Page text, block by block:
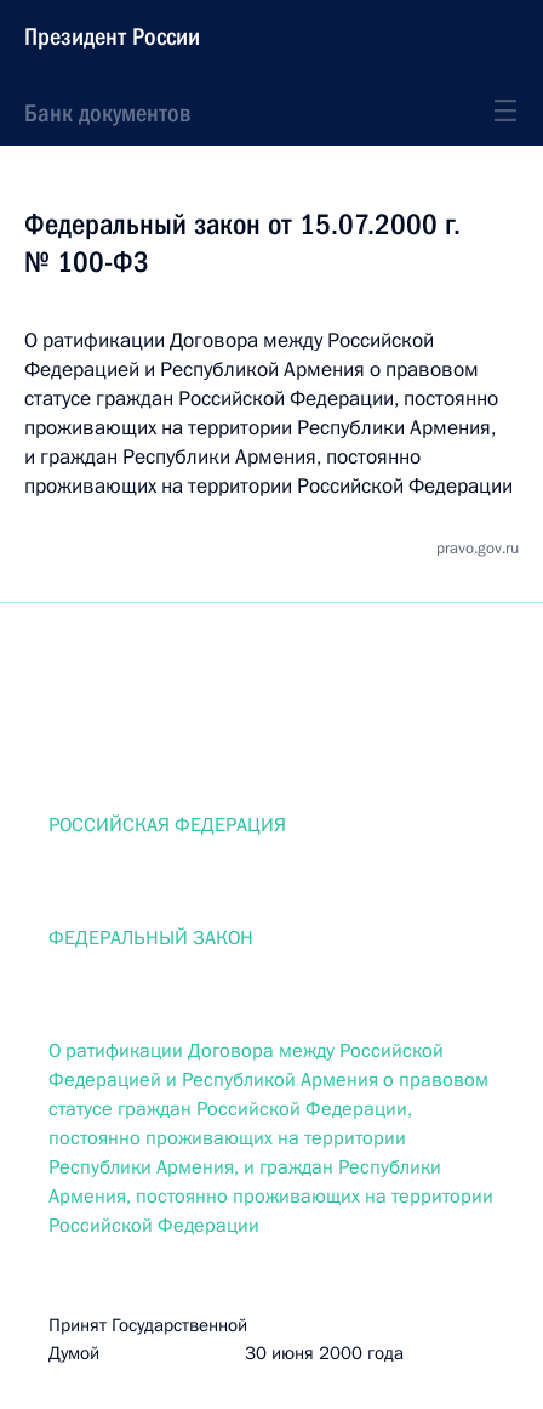
Президент России
Банк документов
Федеральный закон от 15.07.2000 г.
№ 100-ФЗ
О ратификации Договора между Российской
Федерацией и Республикой Армения о правовом
статусе граждан Российской Федерации, постоянно
проживающих на территории Республики Армения,
и граждан Республики Армения, постоянно
проживающих на территории Российской Федерации
pravo.gov.ru
РОССИЙСКАЯ ФЕДЕРАЦИЯ
ФЕДЕРАЛЬНЫЙ ЗАКОН
О ратификации Договора между Российской
Федерацией и Республикой Армения о правовом
статусе граждан Российской Федерации,
постоянно проживающих на территории
Республики Армения, и граждан Республики
Армения, постоянно проживающих на территории
Российской Федерации
Принят Государственной
Думой 30 июня 2000 года